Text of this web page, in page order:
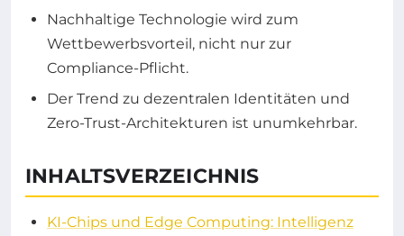
Nachhaltige Technologie wird zum
Wettbewerbsvorteil, nicht nur zur
Compliance-Pflicht.
Der Trend zu dezentralen Identitäten und
Zero-Trust-Architekturen ist unumkehrbar.
INHALTSVERZEICHNIS
KI-Chips und Edge Computing: Intelligenz